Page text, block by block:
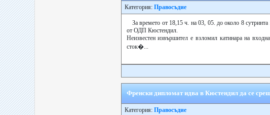
Категория: Правосъдие
За времето от 18,15 ч. на 03, 05. до около 8
от ОДП Кюстендил.
Неизвестен извършител е взломил катинара на
сток�...
Френски дипломат идва в Кюстендил да се
Категория: Правосъдие